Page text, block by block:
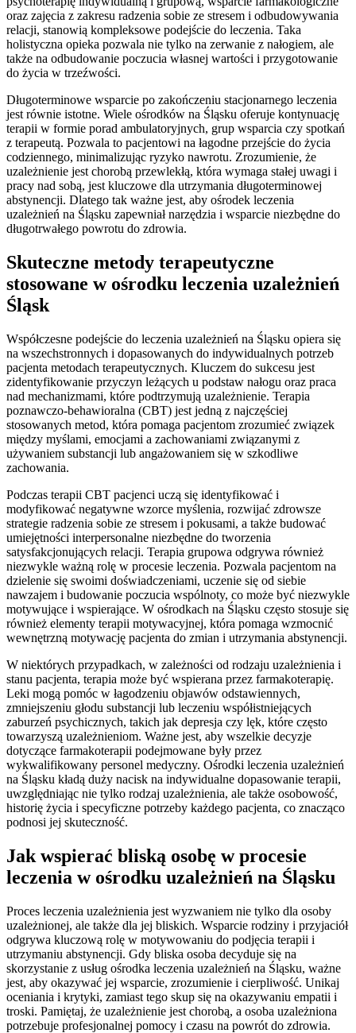
oraz zajęcia z zakresu radzenia sobie ze stresem i odbudowywania
relacji, stanowią kompleksowe podejście do leczenia. Taka
holistyczna opieka pozwala nie tylko na zerwanie z nałogiem, ale
także na odbudowanie poczucia własnej wartości i przygotowanie
do życia w trzeźwości.
Długoterminowe wsparcie po zakończeniu stacjonarnego leczenia
jest równie istotne. Wiele ośrodków na Śląsku oferuje kontynuację
terapii w formie porad ambulatoryjnych, grup wsparcia czy spotkań
z terapeutą. Pozwala to pacjentowi na łagodne przejście do życia
codziennego, minimalizując ryzyko nawrotu. Zrozumienie, że
uzależnienie jest chorobą przewlekłą, która wymaga stałej uwagi i
pracy nad sobą, jest kluczowe dla utrzymania długoterminowej
abstynencji. Dlatego tak ważne jest, aby ośrodek leczenia
uzależnień na Śląsku zapewniał narzędzia i wsparcie niezbędne do
długotrwałego powrotu do zdrowia.
Skuteczne metody terapeutyczne
stosowane w ośrodku leczenia uzależnień
Śląsk
Współczesne podejście do leczenia uzależnień na Śląsku opiera się
na wszechstronnych i dopasowanych do indywidualnych potrzeb
pacjenta metodach terapeutycznych. Kluczem do sukcesu jest
zidentyfikowanie przyczyn leżących u podstaw nałogu oraz praca
nad mechanizmami, które podtrzymują uzależnienie. Terapia
poznawczo-behawioralna (CBT) jest jedną z najczęściej
stosowanych metod, która pomaga pacjentom zrozumieć związek
między myślami, emocjami a zachowaniami związanymi z
używaniem substancji lub angażowaniem się w szkodliwe
zachowania.
Podczas terapii CBT pacjenci uczą się identyfikować i
modyfikować negatywne wzorce myślenia, rozwijać zdrowsze
strategie radzenia sobie ze stresem i pokusami, a także budować
umiejętności interpersonalne niezbędne do tworzenia
satysfakcjonujących relacji. Terapia grupowa odgrywa również
niezwykle ważną rolę w procesie leczenia. Pozwala pacjentom na
dzielenie się swoimi doświadczeniami, uczenie się od siebie
nawzajem i budowanie poczucia wspólnoty, co może być niezwykle
motywujące i wspierające. W ośrodkach na Śląsku często stosuje się
również elementy terapii motywacyjnej, która pomaga wzmocnić
wewnętrzną motywację pacjenta do zmian i utrzymania abstynencji.
W niektórych przypadkach, w zależności od rodzaju uzależnienia i
stanu pacjenta, terapia może być wspierana przez farmakoterapię.
Leki mogą pomóc w łagodzeniu objawów odstawiennych,
zmniejszeniu głodu substancji lub leczeniu współistniejących
zaburzeń psychicznych, takich jak depresja czy lęk, które często
towarzyszą uzależnieniom. Ważne jest, aby wszelkie decyzje
dotyczące farmakoterapii podejmowane były przez
wykwalifikowany personel medyczny. Ośrodki leczenia uzależnień
na Śląsku kładą duży nacisk na indywidualne dopasowanie terapii,
uwzględniając nie tylko rodzaj uzależnienia, ale także osobowość,
historię życia i specyficzne potrzeby każdego pacjenta, co znacząco
podnosi jej skuteczność.
Jak wspierać bliską osobę w procesie
leczenia w ośrodku uzależnień na Śląsku
Proces leczenia uzależnienia jest wyzwaniem nie tylko dla osoby
uzależnionej, ale także dla jej bliskich. Wsparcie rodziny i przyjaciół
odgrywa kluczową rolę w motywowaniu do podjęcia terapii i
utrzymaniu abstynencji. Gdy bliska osoba decyduje się na
skorzystanie z usług ośrodka leczenia uzależnień na Śląsku, ważne
jest, aby okazywać jej wsparcie, zrozumienie i cierpliwość. Unikaj
oceniania i krytyki, zamiast tego skup się na okazywaniu empatii i
troski. Pamiętaj, że uzależnienie jest chorobą, a osoba uzależniona
potrzebuje profesjonalnej pomocy i czasu na powrót do zdrowia.